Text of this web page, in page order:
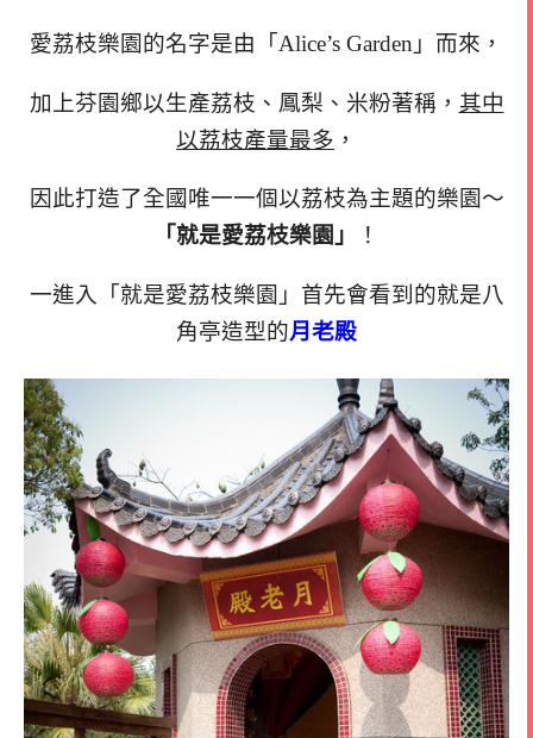
愛荔枝樂園的名字是由「Alice’s Garden」而來，
加上芬園鄉以生產荔枝、鳳梨、米粉著稱， 其中
以荔枝產量最多 ，
因此打造了全國唯一一個以荔枝為主題的樂園～
「就是愛荔枝樂園」
！
一進入「就是愛荔枝樂園」首先會看到的就是八
角亭造型的月老殿